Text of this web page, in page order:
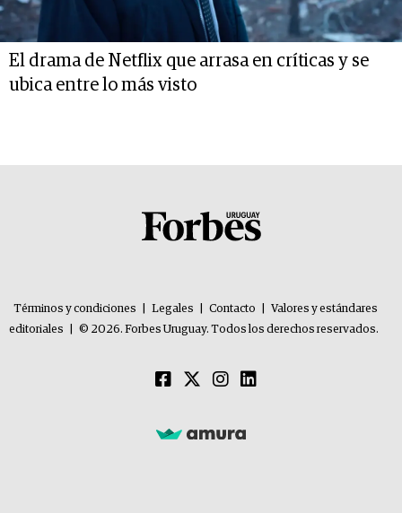
El drama de Netflix que arrasa en críticas y se
ubica entre lo más visto
Términos y condiciones Legales Contacto
Valores y estándares
editoriales
© 2026. Forbes Uruguay. Todos los derechos reservados.